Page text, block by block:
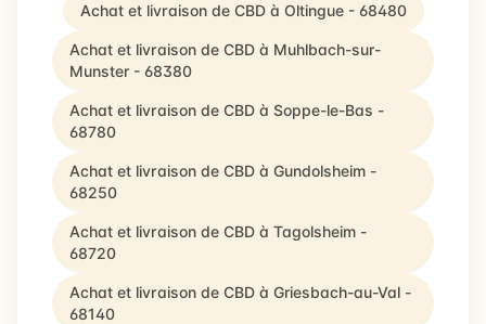
Achat et livraison de CBD à Oltingue - 68480
Achat et livraison de CBD à Muhlbach-sur-
Munster - 68380
Achat et livraison de CBD à Soppe-le-Bas -
68780
Achat et livraison de CBD à Gundolsheim -
68250
Achat et livraison de CBD à Tagolsheim -
68720
Achat et livraison de CBD à Griesbach-au-Val -
68140